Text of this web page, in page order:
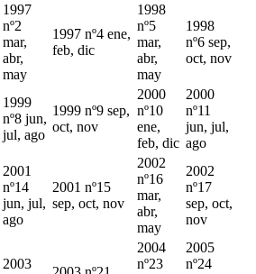
1997
nº2
mar,
abr,
may
1997 nº4 ene,
feb, dic
1998
nº5
mar,
abr,
may
1998
nº6 sep,
oct, nov
1999
nº8 jun,
jul, ago
1999 nº9 sep,
oct, nov
2000
nº10
ene,
feb, dic
2000
nº11
jun, jul,
ago
2001
nº14
jun, jul,
ago
2001 nº15
sep, oct, nov
2002
nº16
mar,
abr,
may
2002
nº17
sep, oct,
nov
2003
2004
nº23
2005
nº24